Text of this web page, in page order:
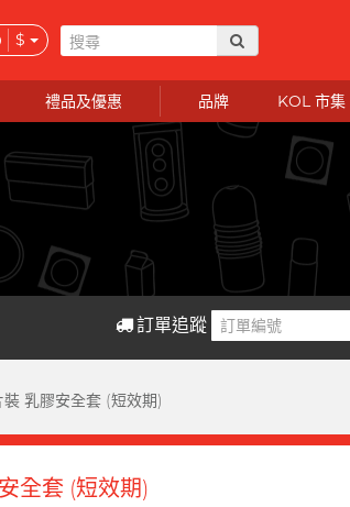
$
禮品及優惠 品牌 KOL 市集
訂單追蹤
乳膠安全套 (短效期)
全套 (短效期)